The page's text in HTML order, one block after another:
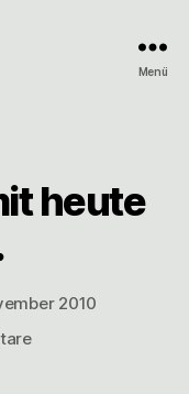
Menü
heute
2010
zu